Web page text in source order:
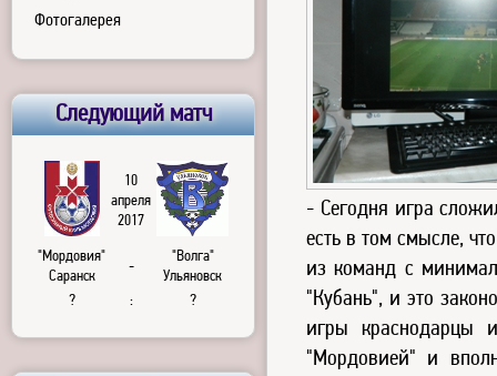
- Сегодня игра
есть в том смысле,
из команд с
"Кубань", и это
игры краснодарцы
"Мордовией" и
Фотогалерея
Следующий матч
10
апреля
2017
"Мордовия"
Саранск
-
"Волга"
Ульяновск
?
: ?